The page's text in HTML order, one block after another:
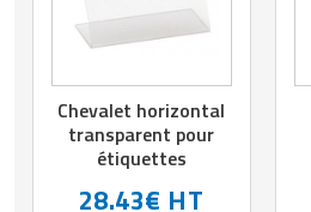
Chevalet horizontal
transparent pour
étiquettes
28.43€ HT